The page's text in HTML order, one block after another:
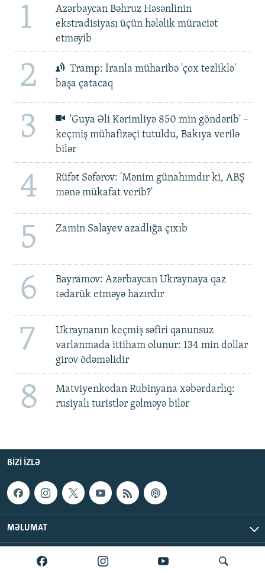
1
Azərbaycan Bəhruz Həsənlinin
ekstradisiyası üçün hələlik müraciət
etməyib
2
Tramp: İranla müharibə 'çox tezliklə'
başa çatacaq
3
'Guya Əli Kərimliyə 850 min göndərib' –
keçmiş mühafizəçi tutuldu, Bakıya verilə
bilər
4
Rüfət Səfərov: 'Mənim günahımdır ki, ABŞ
mənə mükafat verib?'
5 Zamin Salayev azadlığa çıxıb
6
Bayramov: Azərbaycan Ukraynaya qaz
tədarük etməyə hazırdır
7
Ukraynanın keçmiş səfiri qanunsuz
varlanmada ittiham olunur: 134 min dollar
girov ödəməlidir
8
Matviyenkodan Rubinyana xəbərdarlıq:
rusiyalı turistlər gəlməyə bilər
BIZI IZLƏ
MƏLUMAT
AzadlıqRadiosu © 2026 Inc. | Bütün hüquqlar qorunur